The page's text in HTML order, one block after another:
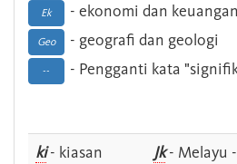
Ek - ekonomi dan keuangan
Geo - geografi dan geologi
-- - Pengganti kata
ki- kiasan Jk- Melayu -